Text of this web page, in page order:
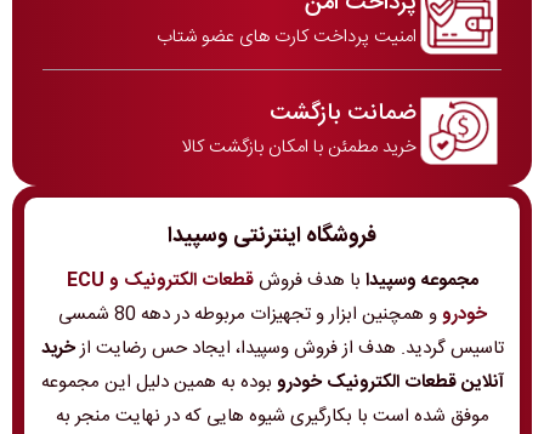
امنیت پرداخت کارت های عضو شتاب
ضمانت بازگشت
خرید مطمئن با امکان بازگشت کالا
فروشگاه اینترنتی وسپیدا
مجموعه وسپیدا با هدف فروش
قطعات الکترونیک و ECU
خودرو
و همچنین ابزار و تجهیزات مربوطه در دهه 80 شمسی
تاسیس گردید. هدف از فروش وسپیدا، ایجاد حس رضایت ازخرید
آنلاین قطعات الکترونیک خودرو بوده به همین دلیل این مجموعه
موفق شده است با بکارگیری شیوه هایی که در نهایت منجر به